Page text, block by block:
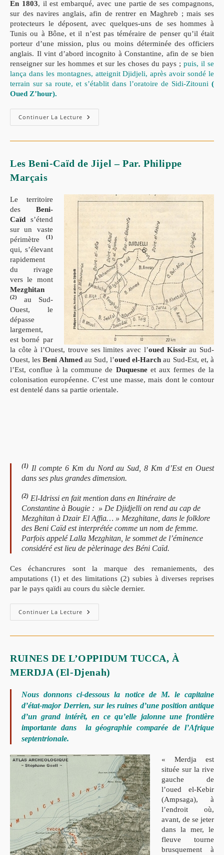
En 1803, il est embarqué, avec une partie de ses compagnons,
sur des navires anglais, afin de rentrer en Maghreb ; mais ses
protecteurs le déposent, avec quelques-uns de ses hommes à
Tunis ou à Bône, et il n’est pas téméraire de penser qu’il était
porteur d’une mission, plus ou moins déterminée des officiers
anglais. Il vint d’abord incognito à Constantine, afin de se bien
renseigner sur les hommes et sur les choses du pays ; puis, il se
lança dans les montagnes, atteignit Djidjeli, après avoir sondé le
terrain sur sa route, et s’établit dans l’oratoire de Sidi-Zitouni (
Oued Z’hour).
Continuer La Lecture
Les Beni-Caïd de Jijel – Par. Philippe
Marçais
Le territoire
des Beni-
Caïd s’étend
sur un vaste
périmètre
(1)
qui, s’élevant
rapidement
du rivage
vers le mont
Mezghitan
(2)
au Sud-
Ouest, le
dépasse
largement,
est borné par
la côte à l’Ouest, trouve ses limites avec l’oued Kissirau Sud-
Ouest, lesBeni Ahmedau Sud, l’oued el-Harch au Sud-Est, et, à
l’Est, conflue à la commune de Duquesneet aux fermes de la
colonisation européenne. C’est une masse, mais dont le contour
est dentelé dans sa partie orientale.
(1) Il compte 6 Km du Nord au Sud, 8 Km d’Est en Ouest
dans ses plus grandes dimension.
(2) El-Idrissi en fait mention dans en Itinéraire de
Constantine à Bougie : » De Djidjelli on rend au cap de
Mezghitan à Dzair El Affia… » Mezghitane, dans le folklore
des Beni Caïd est interprétée comme un nom de femme.
Parfois appelé Lalla Mezghitan, le sommet de l’éminence
considéré est lieu de pèlerinage des Béni Caïd.
Ces échancrures sont la marque des remaniements, des
amputations (1) et des limitations (2) subies à diverses reprises
par le pays qaïdi au cours du siècle dernier.
Continuer La Lecture
RUINES DE L’OPPIDUM TUCCA, À
MERDJA (El-Djenah)
Nous donnons ci-dessous la notice de M. le capitaine
d’état-major Derrien, sur les ruines d’une position antique
d’ungrand intérêt, en ce qu’elle jalonne une frontière
importante dans la géographie comparée de l’Afrique
septentrionale.
« Merdja est
située sur la rive
gauche de
l’oued el-Kebir
(Ampsaga), à
l’endroit où,
avant, de se jeter
dans la mer, le
fleuve tourne
brusquement à